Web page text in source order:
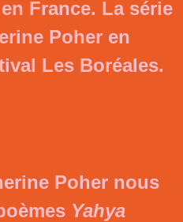
France. La série
Poher en
Les Boréales.
Poher nous
Yahya